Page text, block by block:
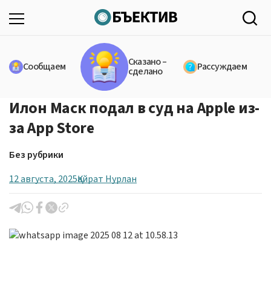
Сообщаем Сказано –
сделано Рассуждаем
Илон Маск подал в суд на Apple из-
за App Store
Без рубрики
12 августа, 2025Қайрат Нурлан